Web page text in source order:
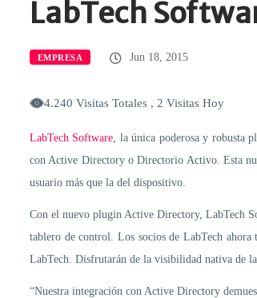
LabTech
EMPRESA Jun 18, 2015
4.240 Visitas Totales , 2 Visitas Hoy
LabTech Software , la única poderosa y robusta
con Active Directory o Directorio Activo. Esta
usuario más que la del dispositivo.
Con el nuevo plugin Active Directory, LabTech
tablero de control. Los socios de LabTech ahora
LabTech. Disfrutarán de la visibilidad nativa de
“Nuestra integración con Active Directory